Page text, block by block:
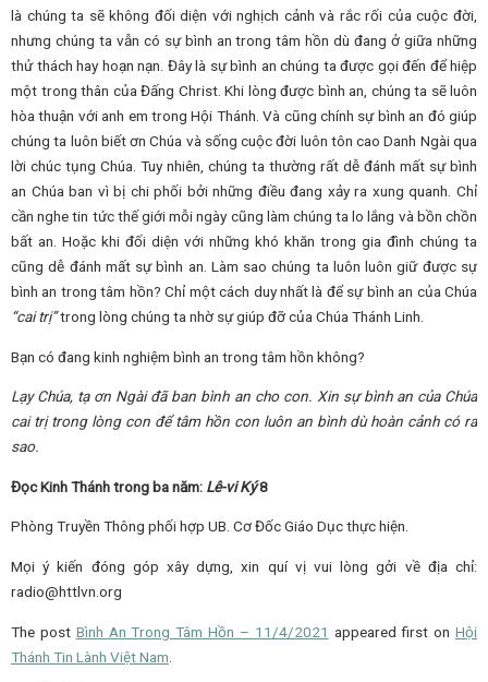
là chúng ta sẽ không đối diện với nghịch cảnh và rắc rối của cuộc đời,
nhưng chúng ta vẫn có sự bình an trong tâm hồn dù đang ở giữa những
thử thách hay hoạn nạn. Đây là sự bình an chúng ta được gọi đến để hiệp
một trong thân của Đấng Christ. Khi lòng được bình an, chúng ta sẽ luôn
hòa thuận với anh em trong Hội Thánh. Và cũng chính sự bình an đó giúp
chúng ta luôn biết ơn Chúa và sống cuộc đời luôn tôn cao Danh Ngài qua
lời chúc tụng Chúa. Tuy nhiên, chúng ta thường rất dễ đánh mất sự bình
an Chúa ban vì bị chi phối bởi những điều đang xảy ra xung quanh. Chỉ
cần nghe tin tức thế giới mỗi ngày cũng làm chúng ta lo lắng và bồn chồn
bất an. Hoặc khi đối diện với những khó khăn trong gia đình chúng ta
cũng dễ đánh mất sự bình an. Làm sao chúng ta luôn luôn giữ được sự
bình an trong tâm hồn? Chỉ một cách duy nhất là để sự bình an của Chúa
“cai trị”trong lòng chúng ta nhờ sự giúp đỡ của Chúa Thánh Linh.
Bạn có đang kinh nghiệm bình an trong tâm hồn không?
Lạy Chúa, tạ ơn Ngài đã ban bình an cho con. Xin sự bình an của Chúa
cai trị trong lòng con để tâm hồn con luôn an bình dù hoàn cảnh có ra
sao.
Đọc Kinh Thánh trong ba năm: Lê-vi Ký8
Phòng Truyền Thông phối hợp UB. Cơ Đốc Giáo Dục thực hiện.
Mọi ý kiến đóng góp xây dựng, xin quí vị vui lòng gởi về địa chỉ:
radio@httlvn.org
The post Bình An Trong Tâm Hồn – 11/4/2021 appeared first onHội
Thánh Tin Lành Việt Nam